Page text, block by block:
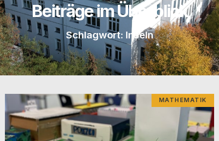
Beiträge im Überblick
Schlagwort: Inseln
MATHEMATIK